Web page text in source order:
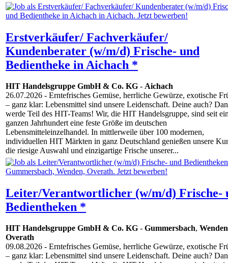
Erstverkäufer/ Fachverkäufer/
Kundenberater (w/m/d) Frische- und
Bedientheke in Aichach *
HIT Handelsgruppe GmbH & Co. KG - Aichach
26.07.2026 - Erntefrisches Gemüse, herrliche Gewürze, exotische
– ganz klar: Lebensmittel sind unsere Leidenschaft. Deine auch?
werde Teil des HIT-Teams! Wir, die HIT Handelsgruppe, sind seit
ganzen Jahrhundert eine feste Größe im deutschen
Lebensmitteleinzelhandel. In mittlerweile über 100 modernen,
individuellen HIT Märkten in ganz Deutschland genießen unsere
die riesige Auswahl und einzigartige Frische unserer...
Leiter/Verantwortlicher (w/m/d) Frische-
Bedientheken *
HIT Handelsgruppe GmbH & Co. KG - Gummersbach, Wenden
Overath
09.08.2026 - Erntefrisches Gemüse, herrliche Gewürze, exotische
– ganz klar: Lebensmittel sind unsere Leidenschaft. Deine auch?